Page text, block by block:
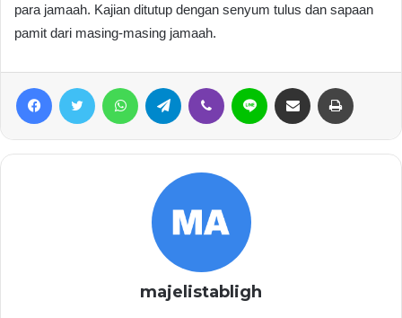
para jamaah. Kajian ditutup dengan senyum tulus dan sapaan
pamit dari masing-masing jamaah.
Facebook Twitter WhatsApp Telegram Viber Line Share via Email
majelistabligh